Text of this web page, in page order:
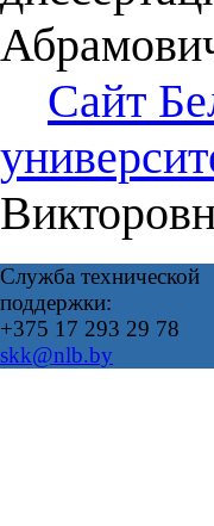
Сайт
Служба технической
поддержки:
+375 17 293 29 78
skk@nlb.by